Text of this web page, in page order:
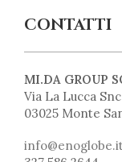
CONTATTI
MI.DA GROUP
Via La Lucca Snc
03025 Monte